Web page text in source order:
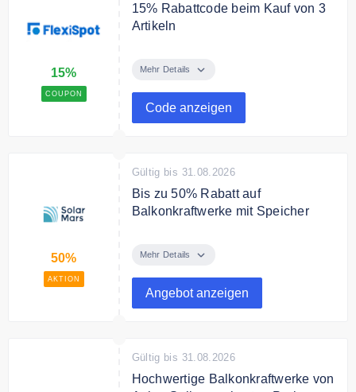
15%
COUPON
15% Rabattcode beim Kauf von 3
Artikeln
Gutscheincode 15% Rabatt beim
"Schlafzimmer".
Mehr Details
Code anzeigen
50%
AKTION
Gültig bis 31.08.2026
Bis zu 50% Rabatt auf
Balkonkraftwerke mit Speicher
Balkonkraftwerke Komplettsets mit
Mehr Details
Angebot anzeigen
Gültig bis 31.08.2026
Hochwertige Balkonkraftwerke von